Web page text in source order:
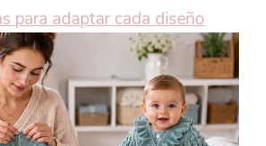
para adaptar cada diseño